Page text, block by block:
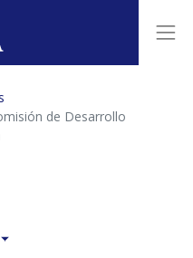
de Desarrollo